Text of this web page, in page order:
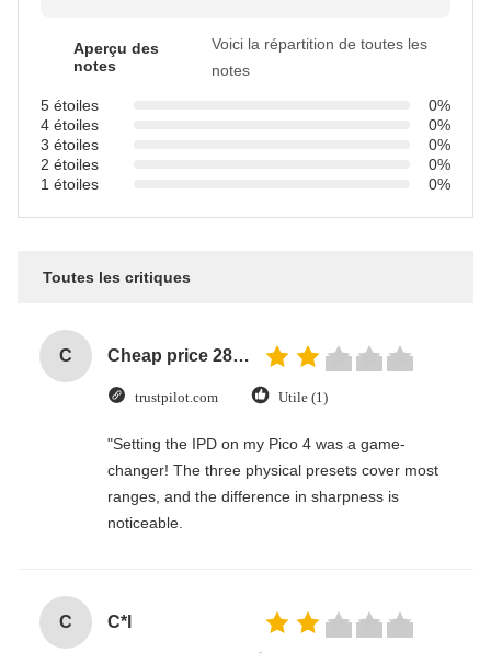
Aperçu des
notes
Voici la répartition de toutes les
notes
5 étoiles
0%
4 étoiles
0%
3 étoiles
0%
2 étoiles
0%
1 étoiles
0%
Toutes les critiques
C Cheap price 28mm Aluminium Curtain Rod 1.2mm thickness with plastic final
trustpilot.com Utile (1)
"Setting the IPD on my Pico 4 was a game-
changer! The three physical presets cover most
ranges, and the difference in sharpness is
noticeable.
C C*l